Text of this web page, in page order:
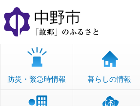
本
文
へ
移
防災・緊急時情報 暮らしの情報